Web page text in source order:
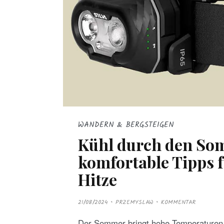
WANDERN & BERGSTEIGEN
Kühl durch den
komfortable Tipps
Hitze
P
O
T
21/08/2024 PRZEMYSLAW KOMMENTAR